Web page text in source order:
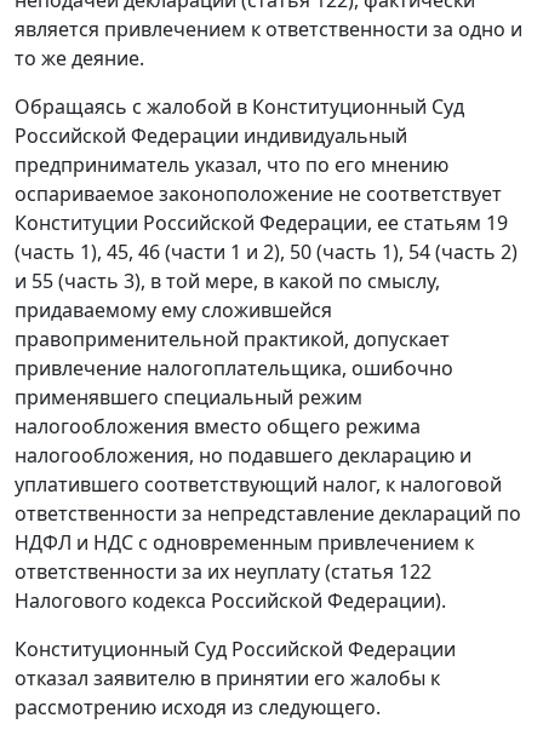
является привлечением к ответственности за одно и
то же деяние.
Обращаясь с жалобой в Конституционный Суд
Российской Федерации индивидуальный
предприниматель указал, что по его мнению
оспариваемое законоположение не соответствует
Конституции Российской Федерации, ее статьям 19
(часть 1), 45, 46 (части 1 и 2), 50 (часть 1), 54 (часть 2)
и 55 (часть 3), в той мере, в какой по смыслу,
придаваемому ему сложившейся
правоприменительной практикой, допускает
привлечение налогоплательщика, ошибочно
применявшего специальный режим
налогообложения вместо общего режима
налогообложения, но подавшего декларацию и
уплатившего соответствующий налог, к налоговой
ответственности за непредставление деклараций по
НДФЛ и НДС с одновременным привлечением к
ответственности за их неуплату (статья 122
Налогового кодекса Российской Федерации).
Конституционный Суд Российской Федерации
отказал заявителю в принятии его жалобы к
рассмотрению исходя из следующего.